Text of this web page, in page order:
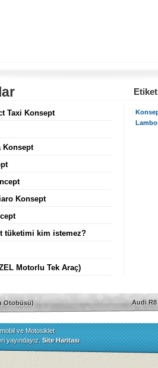
Taxi Konsept
Konsept
Konsept
tüketimi kim istemez?
Motorlu Tek Araç)
Otobüsü) Audi R8
ve Motosiklet
yayındayız. Site Haritası